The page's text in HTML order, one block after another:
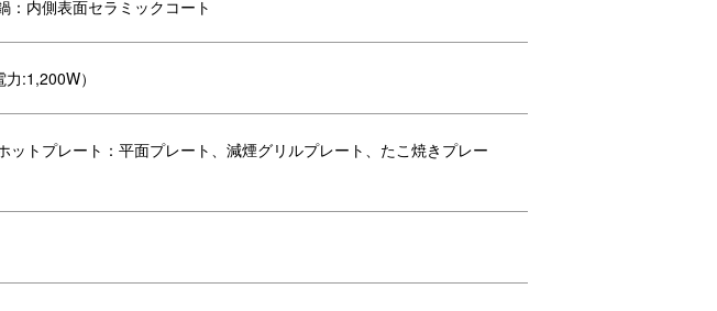
ト鍋のセットです。
：内側表面セラミックコート
:1,200W）
ットプレート：平面プレート、減煙グリルプレート、たこ焼きプレー